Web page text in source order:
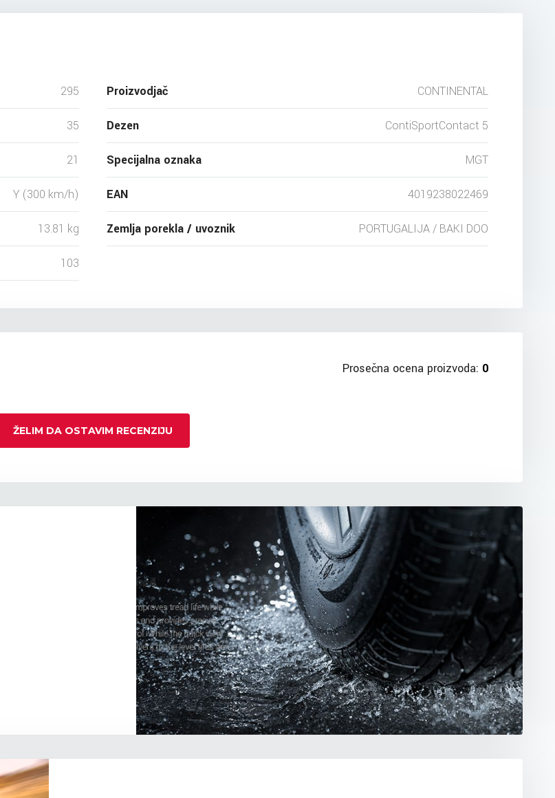
295
35
21
Y (300 km/h)
13.81 kg
103
Proizvodjač CONTINENTAL
Dezen ContiSportContact 5
Specijalna oznaka MGT
EAN 4019238022469
Zemlja porekla / uvoznik PORTUGALIJA / BAKI DOO
Prosečna ocena proizvoda: 0
ŽELIM DA OSTAVIM RECENZIJU